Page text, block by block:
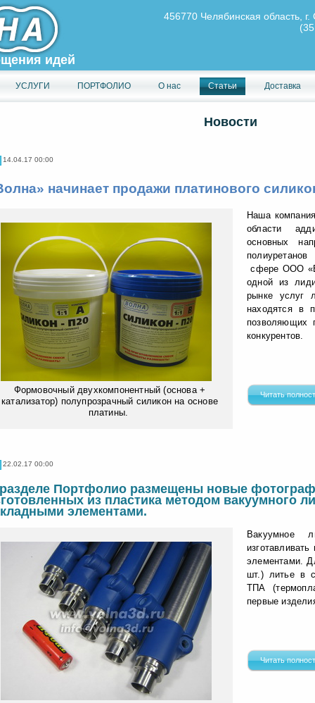
456770 Челябинская область,
идей
УСЛУГИ ПОРТФОЛИО О нас Статьи Доставка
Новости
14.04.17 00:00
начинает продажи платинового
Формовочный двухкомпонентный (основа +
катализатор) полупрозрачный силикон на основе
платины.
Наша
области
основных
сфере ООО
одной из
рынке услуг
находятся в
позволяющих
конкурентов.
Читать
22.02.17 00:00
Портфолио размещены новые
из пластика методом вакуумного
элементами.
Вакуумное
элементами.
шт.) литье в
ТПА
первые
Читать